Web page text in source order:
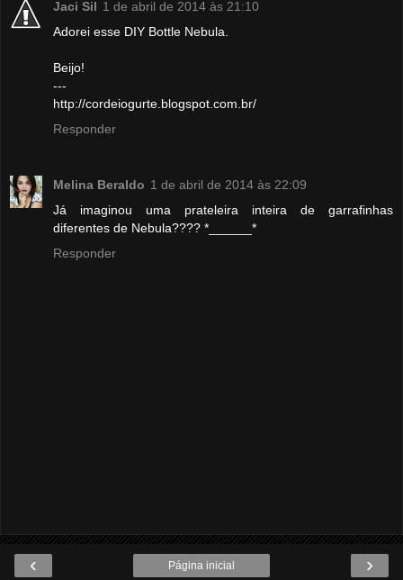
Jaci Sil 1 de abril de 2014 às 21:10
Adorei esse DIY Bottle Nebula.
Beijo!
---
http://cordeiogurte.blogspot.com.br/
Responder
Melina Beraldo 1 de abril de 2014 às 22:09
Já imaginou uma prateleira inteira de garrafinhas
diferentes de Nebula???? *______*
Responder
‹ ›
Página inicial